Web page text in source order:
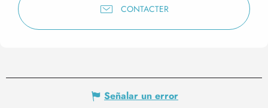
CONTACTER
Señalar un error